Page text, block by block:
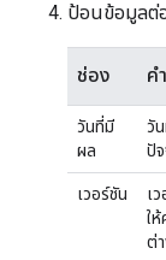
ป้อนข้อมูลต่
ช่อง ค
วันที่มี
ผล
วั
ปั
เวอร์ชัน
เ
ใ
ต่